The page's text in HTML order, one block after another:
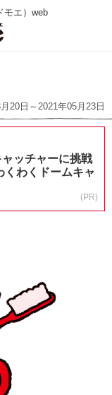
モエ）web
20日～2021年05月23日
ャッチャーに挑戦
くわくドームキャ
(PR)